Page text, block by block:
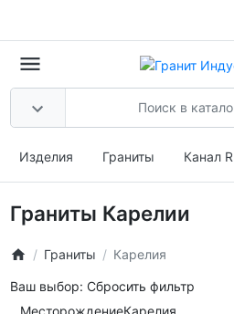
Изделия Граниты Канал
Граниты Карелии
Граниты Карелия
Ваш выбор: Сбросить фильтр